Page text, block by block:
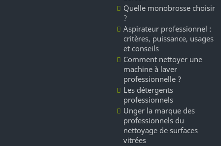
Quelle monobrosse choisir
?
Aspirateur professionnel :
critères, puissance, usages
et conseils
Comment nettoyer une
machine à laver
professionnelle ?
Les détergents
professionnels
Unger la marque des
professionnels du
nettoyage de surfaces
vitrées